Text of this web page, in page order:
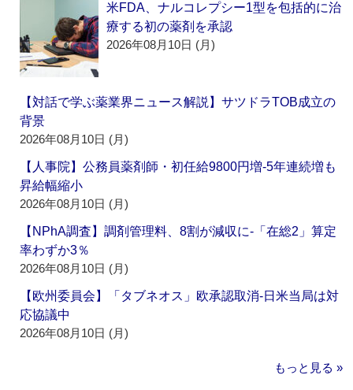
米FDA、ナルコレプシー1型を包括的に治
療する初の薬剤を承認
2026年08月10日 (月)
【対話で学ぶ薬業界ニュース解説】サツドラTOB成立の
背景
2026年08月10日 (月)
【人事院】公務員薬剤師・初任給9800円増‐5年連続増も
昇給幅縮小
2026年08月10日 (月)
【NPhA調査】調剤管理料、8割が減収に‐「在総2」算定
率わずか3％
2026年08月10日 (月)
【欧州委員会】「タブネオス」欧承認取消‐日米当局は対
応協議中
2026年08月10日 (月)
もっと見る »